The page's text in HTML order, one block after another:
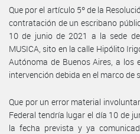
Que por el artículo 5º de la
contratación de un escribano
10 de junio de 2021 a la sede del
MUSICA, sito en la calle Hipólito
Autónoma de Buenos Aires, a
intervención debida en el marco de
Que por un error material
Federal tendría lugar el día 10 de
la fecha prevista y ya